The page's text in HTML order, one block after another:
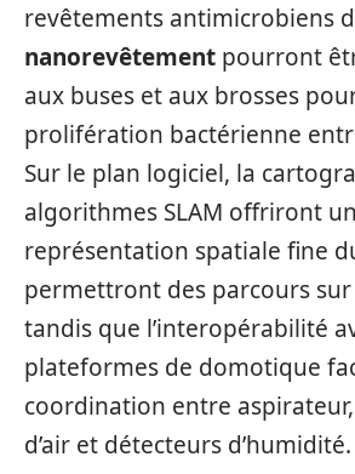
revêtements antimicrobiens
nanorevêtement pourront
aux buses et aux brosses
prolifération bactérienne
Sur le plan logiciel, la
algorithmes SLAM offriront
représentation spatiale fine
permettront des parcours
tandis que l’interopérabilité
plateformes de domotique
coordination entre
d’air et détecteurs d’humidité.